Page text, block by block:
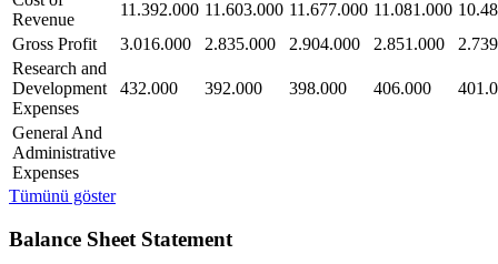
Revenue
11.392.000 11.603.000 11.677.000 11.081.000
Gross Profit
3.016.000 2.835.000 2.904.000 2.851.000
Research and
Development
Expenses
432.000 392.000 398.000 406.000
General And
Administrative
Expenses
Tümünü göster
Balance Sheet Statement